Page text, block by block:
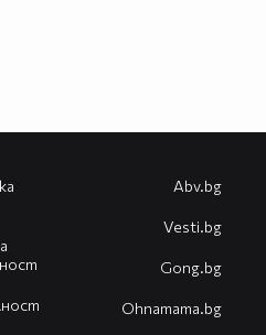
Abv.bg
Vesti.bg
Gong.bg
Оhnamama.bg